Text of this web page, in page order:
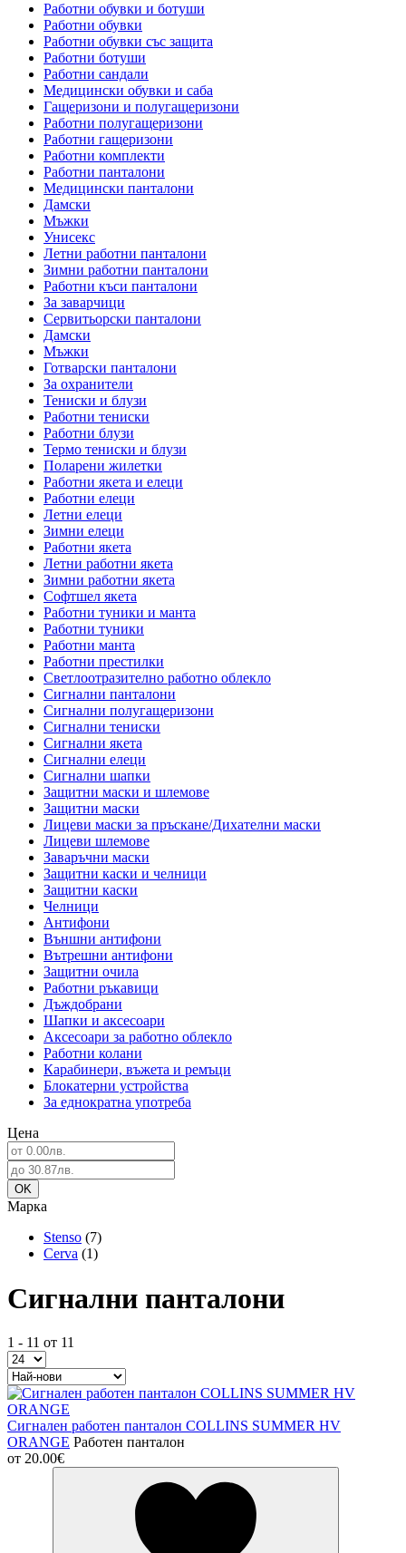
Работни обувки и ботуши
Работни обувки
Работни обувки със защита
Работни ботуши
Работни сандали
Медицински обувки и саба
Гащеризони и полугащеризони
Работни полугащеризони
Работни гащеризони
Работни комплекти
Работни панталони
Медицински панталони
Дамски
Мъжки
Унисекс
Летни работни панталони
Зимни работни панталони
Работни къси панталони
За заварчици
Сервитьорски панталони
Дамски
Мъжки
Готварски панталони
За охранители
Тениски и блузи
Работни тениски
Работни блузи
Термо тениски и блузи
Поларени жилетки
Работни якета и елеци
Работни елеци
Летни елеци
Зимни елеци
Работни якета
Летни работни якета
Зимни работни якета
Софтшел якета
Работни туники и манта
Работни туники
Работни манта
Работни престилки
Светлоотразително работно облекло
Сигнални панталони
Сигнални полугащеризони
Сигнални тениски
Сигнални якета
Сигнални елеци
Сигнални шапки
Защитни маски и шлемове
Защитни маски
Лицеви маски за пръскане/Дихателни маски
Лицеви шлемове
Заваръчни маски
Защитни каски и челници
Защитни каски
Челници
Антифони
Външни антифони
Вътрешни антифони
Защитни очила
Работни ръкавици
Дъждобрани
Шапки и аксесоари
Аксесоари за работно облекло
Работни колани
Карабинери, въжета и ремъци
Блокатерни устройства
За еднократна употреба
Цена
Марка
Stenso (7)
Cerva (1)
Сигнални панталони
1 - 11 от 11
Сигнален работен панталон COLLINS SUMMER HV
ORANGE Работен панталон
от 20.00€